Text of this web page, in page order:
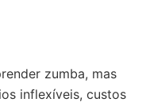
zumba, mas
inflexíveis, custos